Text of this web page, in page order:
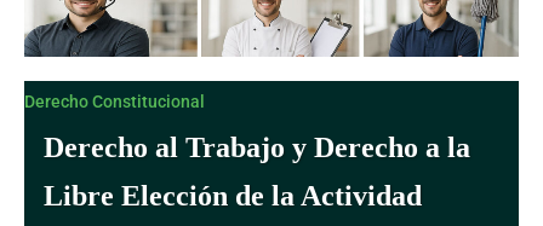
Derecho Constitucional
Derecho al Trabajo y Derecho a la
Libre Elección de la Actividad